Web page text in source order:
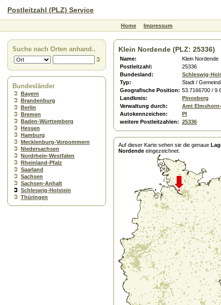
Postleitzahl (PLZ) Service
Home Impressum
Suche nach Orten anhand..
Bundesländer
Bayern
Brandenburg
Berlin
Bremen
Baden-Württemberg
Hessen
Hamburg
Mecklenburg-Vorpommern
Niedersachsen
Nordrhein-Westfalen
Rheinland-Pfalz
Saarland
Sachsen
Sachsen-Anhalt
Schleswig-Holstein
Thüringen
Klein Nordende (PLZ: 25336)
Name:
Klein Nordende
Postleitzahl:
25336
Bundesland:
Schleswig-
Typ:
Stadt /
Geografische Position: 53.7166700 /
Landkreis:
Pinneberg
Verwaltung durch:
Amt
Autokennzeichen:
PI
weitere Postleitzahlen: 25336
Auf dieser Karte sehen sie die genaue
Nordende eingezeichnet.